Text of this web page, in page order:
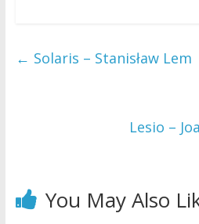
← Solaris – Stanisław Lem
Lesio –
You May Also